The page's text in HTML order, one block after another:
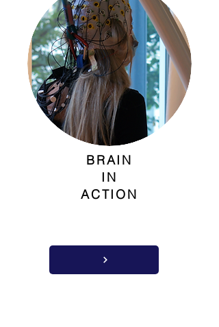
BRAIN
IN
ACTION